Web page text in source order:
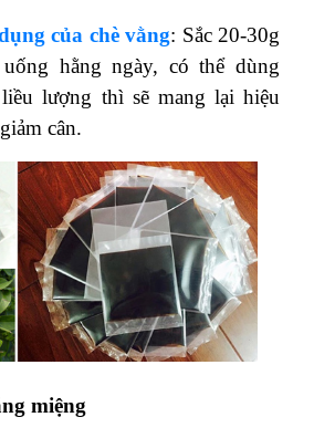
của chè vằng: Sắc 20-30g
hằng ngày, có thể dùng
lượng thì sẽ mang lại hiệu
cân.
miệng